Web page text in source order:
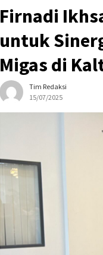
Firnadi
untuk
Migas di
Tim Redaksi
15/07/2025